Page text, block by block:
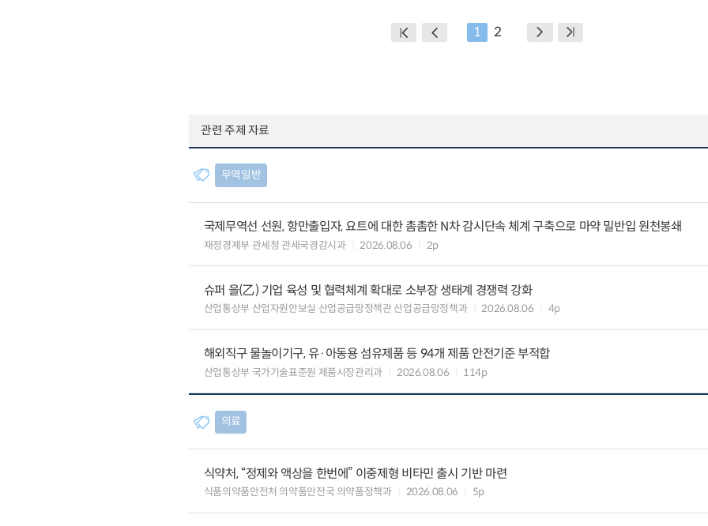
1 2
관련 주제 자료
무역일반
국제무역선 선원, 항만출입자, 요트에 대한 촘촘한 N차 감시단속 체계 구축으로 마약 밀반입 원천봉쇄
재정경제부 관세청 관세국경감시과 2026.08.06 2p
슈퍼 을(乙) 기업 육성 및 협력체계 확대로 소부장 생태계 경쟁력 강화
산업통상부 산업자원안보실 산업공급망정책관 산업공급망정책과 2026.08.06 4p
해외직구 물놀이기구, 유·아동용 섬유제품 등 94개 제품 안전기준 부적합
산업통상부 국가기술표준원 제품시장관리과 2026.08.06 114p
의료
식약처, “정제와 액상을 한번에” 이중제형 비타민 출시 기반 마련
식품의약품안전처 의약품안전국 의약품정책과 2026.08.06 5p